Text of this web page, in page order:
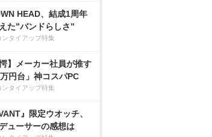
HEAD、結成1周年
た”バンドらしさ”
ンタイアップ特集
愕】メーカー社員が推す
万円台」神コスパPC
ンタイアップ特集
』限定ウオッチ、
ューサーの感想は